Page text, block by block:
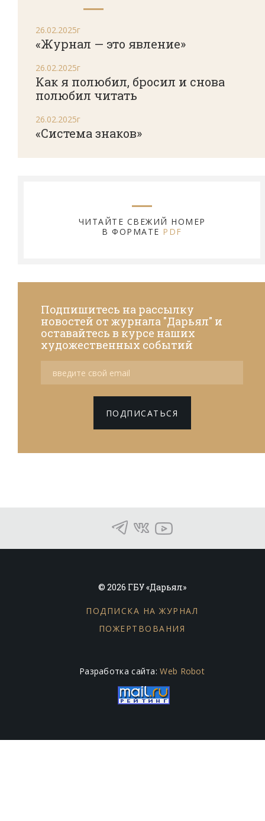
26.02.2025г
«Журнал — это явление»
26.02.2025г
Как я полюбил, бросил и снова
полюбил читать
26.02.2025г
«Система знаков»
ЧИТАЙТЕ СВЕЖИЙ НОМЕР
В ФОРМАТЕ PDF
Подпишитесь на рассылку
новостей от журнала "Дарьял" и
оставайтесь в курсе наших
художественных событий
ПОДПИСАТЬСЯ
© 2026 ГБУ «Дарьял»
ПОДПИСКА НА ЖУРНАЛ
ПОЖЕРТВОВАНИЯ
Разработка сайта:Web Robot